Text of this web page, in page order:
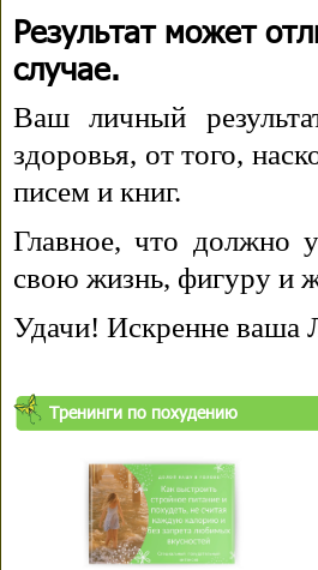
Результат может
случае.
Ваш личный
здоровья, от того,
писем и книг.
Главное, что должно
свою жизнь, фигуру и
Удачи! Искренне
Тренинги по похудению